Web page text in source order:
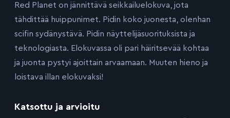
Red Planet on jännittävä seikkailuelokuva, jota
tähdittää huippunimet. Pidin koko juonesta, olenhan
scifin sydänystävä. Pidin näyttelijäsuorituksista ja
teknologiasta. Elokuvassa oli pari häiritsevää kohtaa
ja juonta pystyi ajoittain arvaamaan. Muuten hieno ja
loistava illan elokuvaksi!
Katsottu ja arvioitu